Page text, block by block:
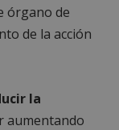
órgano de
de la acción
la
aumentando